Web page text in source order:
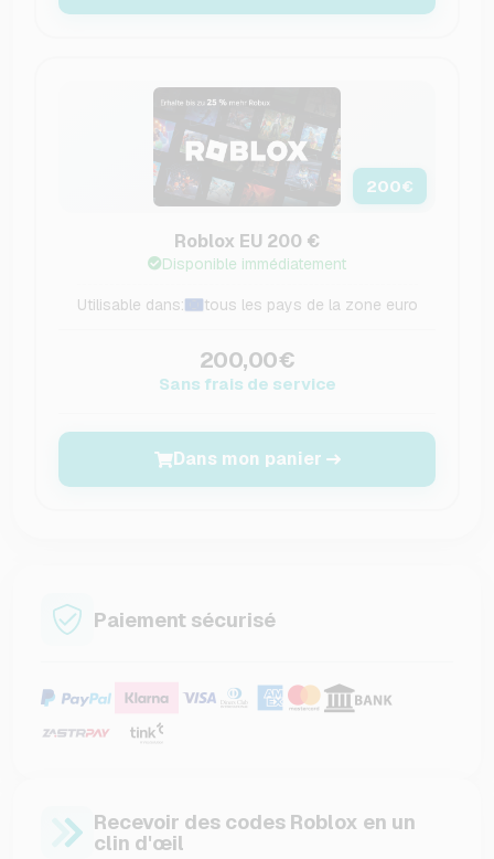
200€
Roblox EU 200 €
Disponible immédiatement
Utilisable dans: tous les pays de la zone euro
200,00€
Sans frais de service
Dans mon panier
Paiement sécurisé
Recevoir des codes Roblox en un
clin d'œil